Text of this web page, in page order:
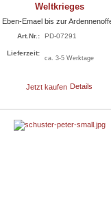
Weltkrieges
Eben-Emael bis zur
Art.Nr.: PD-07291
Lieferzeit:
ca. 3-5 Werktage
Jetzt kaufen Details